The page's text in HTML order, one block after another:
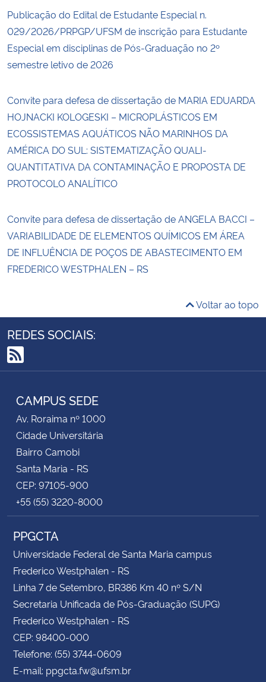
Publicação do Edital de Estudante Especial n.
029/2026/PRPGP/UFSM de inscrição para Estudante
Especial em disciplinas de Pós-Graduação no 2º
semestre letivo de 2026
Convite para defesa de dissertação de MARIA EDUARDA
HOJNACKI KOLOGESKI – MICROPLÁSTICOS EM
ECOSSISTEMAS AQUÁTICOS NÃO MARINHOS DA
AMÉRICA DO SUL: SISTEMATIZAÇÃO QUALI-
QUANTITATIVA DA CONTAMINAÇÃO E PROPOSTA DE
PROTOCOLO ANALÍTICO
Convite para defesa de dissertação de ANGELA BACCI –
VARIABILIDADE DE ELEMENTOS QUÍMICOS EM ÁREA
DE INFLUÊNCIA DE POÇOS DE ABASTECIMENTO EM
FREDERICO WESTPHALEN – RS
Voltar ao topo
REDES SOCIAIS:
RSS
CAMPUS SEDE
Av. Roraima nº 1000
Cidade Universitária
Bairro Camobi
Santa Maria - RS
CEP: 97105-900
+55 (55) 3220-8000
PPGCTA
Universidade Federal de Santa Maria campus
Frederico Westphalen - RS
Linha 7 de Setembro, BR386 Km 40 nº S/N
Secretaria Unificada de Pós-Graduação (SUPG)
Frederico Westphalen - RS
CEP: 98400-000
Telefone: (55) 3744-0609
E-mail: ppgcta.fw@ufsm.br